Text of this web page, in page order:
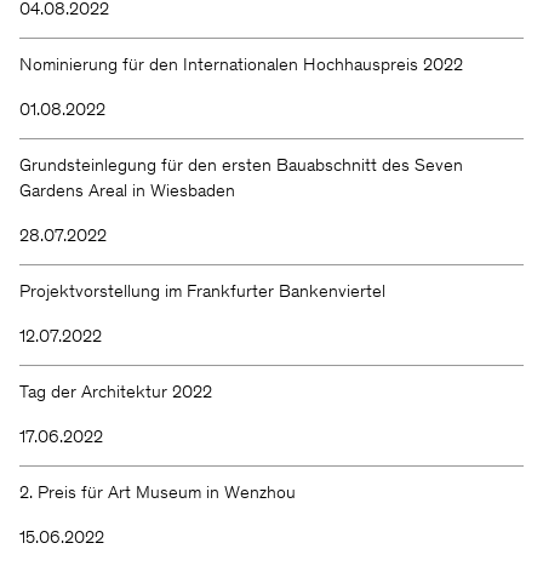
04.08.2022
Nominierung für den Internationalen Hochhauspreis 2022
01.08.2022
Grundsteinlegung für den ersten Bauabschnitt des Seven
Gardens Areal in Wiesbaden
28.07.2022
Projektvorstellung im Frankfurter Bankenviertel
12.07.2022
Tag der Architektur 2022
17.06.2022
2. Preis für Art Museum in Wenzhou
15.06.2022
Wir halten Sie gern auf dem
KSP ENGEL
Kontakt
Impressum
Datenschutz
Hinweisgeber
WeChat